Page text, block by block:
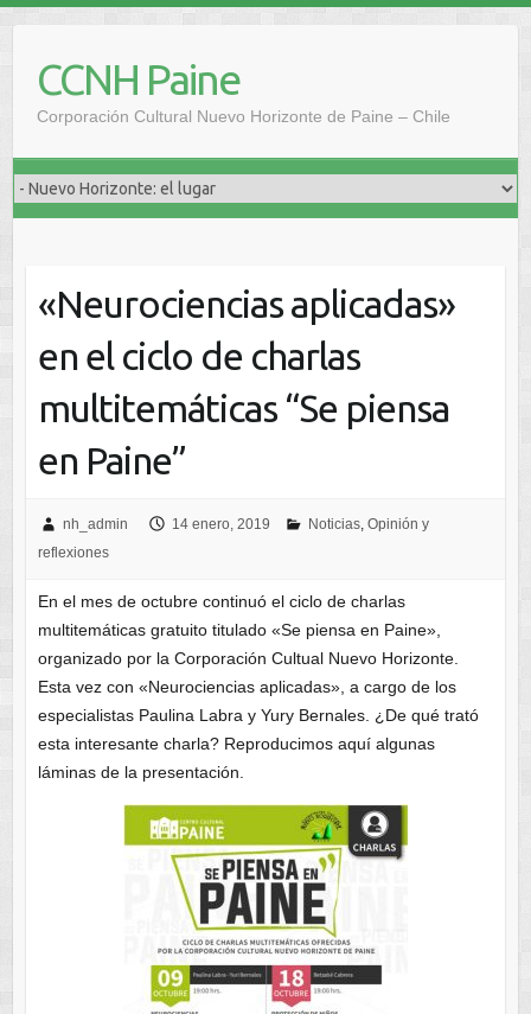
contenidoCCNH Paine
Corporación Cultural Nuevo Horizonte de Paine – Chile
«Neurociencias aplicadas»
en el ciclo de charlas
multitemáticas “Se piensa
en Paine”
nh_admin 14 enero, 2019 Noticias, Opinión y
reflexiones
En el mes de octubre continuó el ciclo de charlas
multitemáticas gratuito titulado «Se piensa en Paine»,
organizado por la Corporación Cultual Nuevo Horizonte.
Esta vez con «Neurociencias aplicadas», a cargo de los
especialistas Paulina Labra y Yury Bernales. ¿De qué trató
esta interesante charla? Reproducimos aquí algunas
láminas de la presentación.